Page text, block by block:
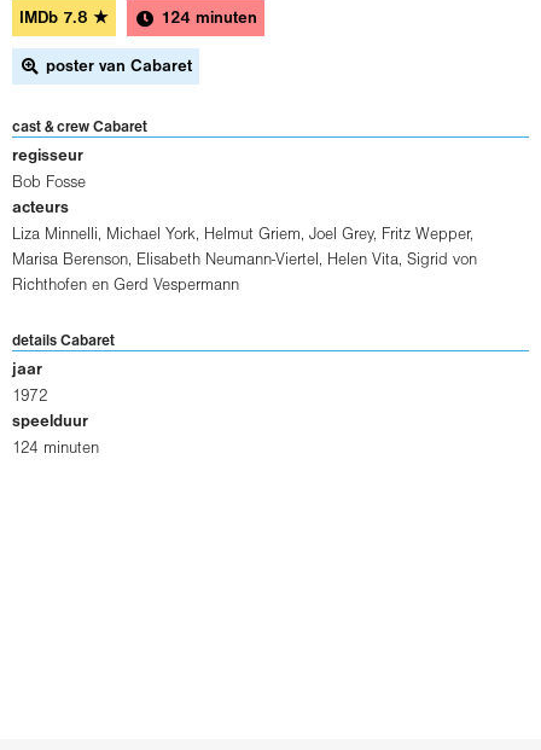
IMDb 7.8 ★ 124 minuten
poster van Cabaret
cast & crew Cabaret
regisseur
Bob Fosse
acteurs
Liza Minnelli, Michael York, Helmut Griem, Joel Grey, Fritz Wepper,
Marisa Berenson, Elisabeth Neumann-Viertel , Helen Vita, Sigrid von
Richthofen en Gerd Vespermann
details Cabaret
jaar
1972
speelduur
124 minuten